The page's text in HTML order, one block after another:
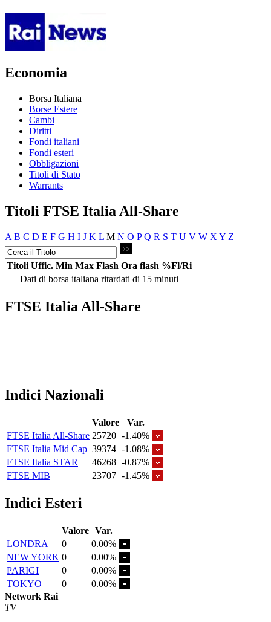
Economia
Borsa Italiana
Borse Estere
Cambi
Diritti
Fondi italiani
Fondi esteri
Obbligazioni
Titoli di Stato
Warrants
Titoli FTSE Italia All-Share
A B C D E F G H I J K L M N O P Q R S T U V W X Y Z
Titoli Uffic. Min Max Flash Ora flash %Fl/Ri
Dati di borsa italiana ritardati di 15 minuti
FTSE Italia All-Share
Indici Nazionali
Valore
Var.
FTSE Italia All-Share 25720 -1.40%
FTSE Italia Mid Cap 39374 -1.08%
FTSE Italia STAR
46268 -0.87%
FTSE MIB
23707 -1.45%
Indici Esteri
Valore Var.
LONDRA
0
0.00%
NEW YORK 0
0.00%
PARIGI
0
0.00%
TOKYO
0
0.00%
Network Rai
TV